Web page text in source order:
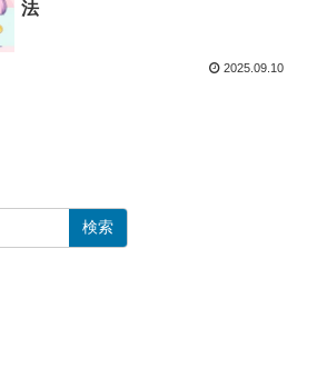
法
2025.09.10
検索